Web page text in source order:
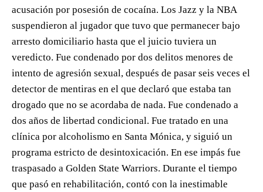
acusación por posesión de cocaína. Los Jazz y la NBA
suspendieron al jugador que tuvo que permanecer bajo
arresto domiciliario hasta que el juicio tuviera un
veredicto. Fue condenado por dos delitos menores de
intento de agresión sexual, después de pasar seis veces el
detector de mentiras en el que declaró que estaba tan
drogado que no se acordaba de nada. Fue condenado a
dos años de libertad condicional. Fue tratado en una
clínica por alcoholismo en Santa Mónica, y siguió un
programa estricto de desintoxicación. En ese impás fue
traspasado a Golden State Warriors. Durante el tiempo
que pasó en rehabilitación, contó con la inestimable